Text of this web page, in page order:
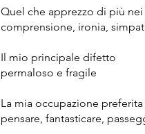
Quel che apprezzo di più
comprensione, ironia,
Il mio principale difetto
permaloso e fragile
La mia occupazione preferita
pensare, fantasticare,